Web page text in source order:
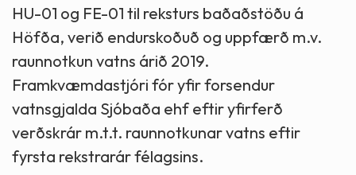
HU-01 og FE-01 til reksturs baðaðstöðu á
Höfða, verið endurskoðuð og uppfærð m.v.
raunnotkun vatns árið 2019.
Framkvæmdastjóri fór yfir forsendur
vatnsgjalda Sjóbaða ehf eftir yfirferð
verðskrár m.t.t. raunnotkunar vatns eftir
fyrsta rekstrarár félagsins.